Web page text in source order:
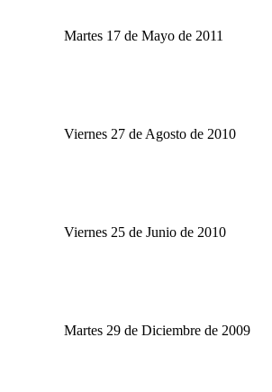
Martes 17 de Mayo de 2011
Viernes 27 de Agosto de 2010
Viernes 25 de Junio de 2010
Martes 29 de Diciembre de 2009